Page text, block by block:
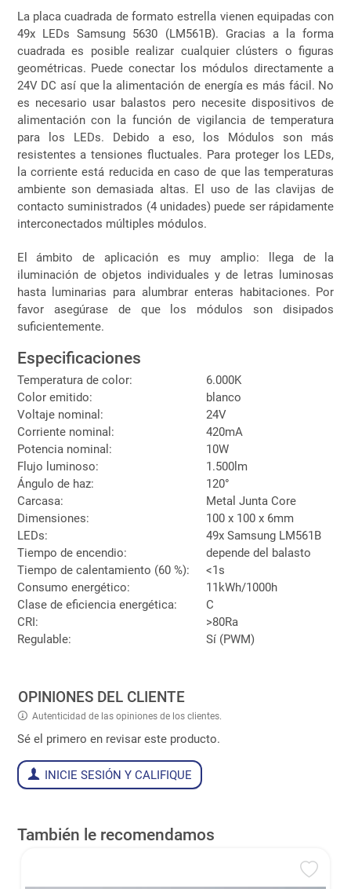
La placa cuadrada de formato estrella vienen equipadas con
49x LEDs Samsung 5630 (LM561B). Gracias a la forma
cuadrada es posible realizar cualquier clústers o figuras
geométricas. Puede conectar los módulos directamente a
24V DC así que la alimentación de energía es más fácil. No
es necesario usar balastos pero necesite dispositivos de
alimentación con la función de vigilancia de temperatura
para los LEDs. Debido a eso, los Módulos son más
resistentes a tensiones fluctuales. Para proteger los LEDs,
la corriente está reducida en caso de que las temperaturas
ambiente son demasiada altas. El uso de las clavijas de
contacto suministrados (4 unidades) puede ser rápidamente
interconectados múltiples módulos.
El ámbito de aplicación es muy amplio: llega de la
iluminación de objetos individuales y de letras luminosas
hasta luminarias para alumbrar enteras habitaciones. Por
favor asegúrase de que los módulos son disipados
suficientemente.
Especificaciones
Temperatura de color:
6.000K
Color emitido:
blanco
Voltaje nominal:
24V
Corriente nominal:
420mA
Potencia nominal:
10W
Flujo luminoso:
1.500lm
Ángulo de haz:
120°
Carcasa:
Metal Junta Core
Dimensiones:
100 x 100 x 6mm
LEDs:
49x Samsung LM561B
Tiempo de encendio:
depende del balasto
Tiempo de calentamiento (60 %):
<1s
Consumo energético:
11kWh/1000h
Clase de eficiencia energética:
C
CRI:
>80Ra
Regulable:
Sí (PWM)
OPINIONES DEL CLIENTE
Autenticidad de las opiniones de los clientes.
Sé el primero en revisar este producto.
INICIE SESIÓN Y CALIFIQUE
También le recomendamos